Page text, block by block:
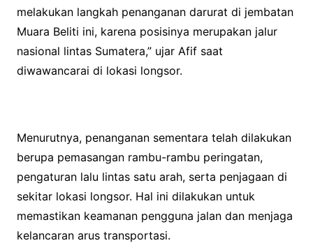
melakukan langkah penanganan darurat di jembatan
Muara Beliti ini, karena posisinya merupakan jalur
nasional lintas Sumatera,” ujar Afif saat
diwawancarai di lokasi longsor.
Menurutnya, penanganan sementara telah dilakukan
berupa pemasangan rambu-rambu peringatan,
pengaturan lalu lintas satu arah, serta penjagaan di
sekitar lokasi longsor. Hal ini dilakukan untuk
memastikan keamanan pengguna jalan dan menjaga
kelancaran arus transportasi.